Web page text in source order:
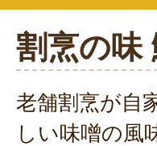
割烹の味
老舗割烹が自
しい味噌の風